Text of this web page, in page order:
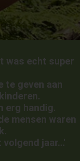
was echt super
te geven aan
erg handig.
mensen waren
jaar...'